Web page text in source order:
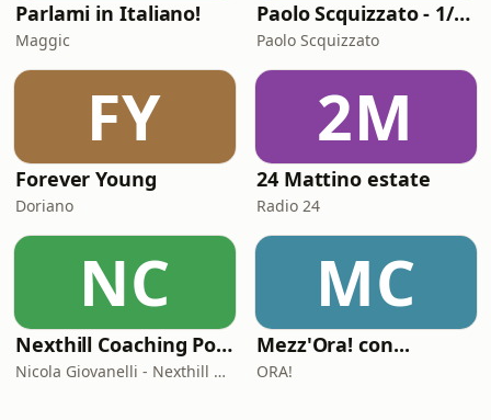
Parlami in Italiano!
Maggic
Paolo Scquizzato - 1/2 ora con donPi
Paolo Scquizzato
FY
Forever Young
Doriano
2M
24 Mattino estate
Radio 24
NC
Nexthill Coaching Podcast 🎧
Nicola Giovanelli - Nexthill Coaching
MC
Mezz'Ora! con...
ORA!